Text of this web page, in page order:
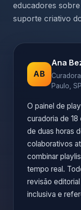
educadores
suporte criativo
AB
Ana
Paulo, SP
O painel de
curadoria de
de duas horas
colaborativos
combinar
tempo real.
revisão
inclusiva e